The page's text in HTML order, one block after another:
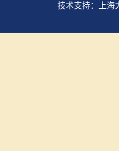
技术支持：
上